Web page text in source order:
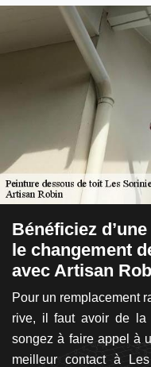
Bénéficiez
le changement
avec Artisan
Pour un remplacement
rive, il faut avoir de la
songez à faire appel à
meilleur contact à